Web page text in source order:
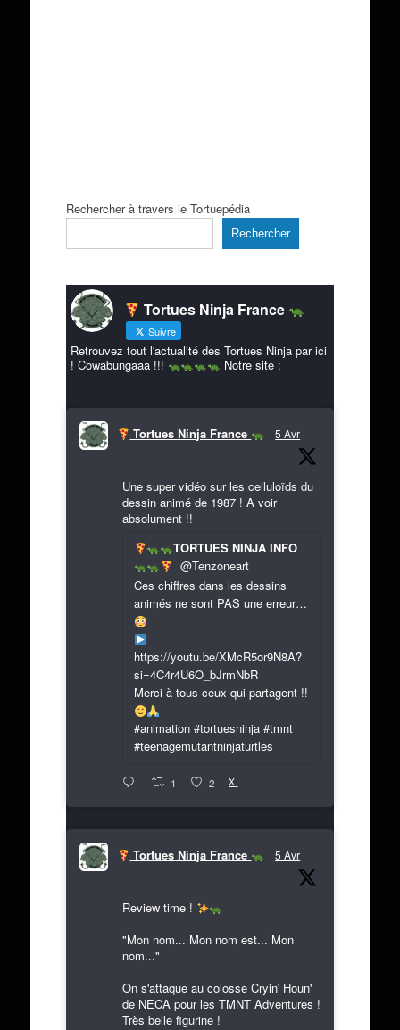
Rechercher à travers le Tortuepédia
Rechercher
Tortues Ninja France
Suivre
Retrouvez tout l'actualité des Tortues Ninja par ici
! Cowabungaaa !!!
Notre site :
Tortues Ninja France 5 Avr
Une super vidéo sur les celluloïds du
dessin animé de 1987 ! A voir
absolument !!
TORTUES NINJA INFO
@Tenzoneart
Ces chiffres dans les dessins
animés ne sont PAS une erreur…
https://youtu.be/XMcR5or9N8A?
si=4C4r4U6O_bJrmNbR
Merci à tous ceux qui partagent !!
#animation #tortuesninja #tmnt
#teenagemutantninjaturtles
1 2 X
Tortues Ninja France 5 Avr
Review time !
"Mon nom... Mon nom est... Mon
nom..."
On s'attaque au colosse Cryin' Houn'
de NECA pour les TMNT Adventures !
Très belle figurine !